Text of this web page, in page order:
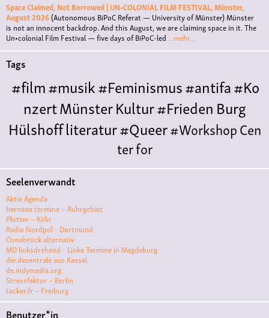
Space Claimed, Not Borrowed | UN•COLONIAL FILM FESTIVAL, Münster,
August 2026(Autonomous BiPoC Referat — University of Münster)Münster
is not an innocent backdrop. And this August, we are claiming space in it. The
Un•colonial Film Festival — five days of BiPoC-led ...mehr...
Tags
#film#musik#Feminismus#antifa#Ko
nzertMünsterKultur#FriedenBurg
Hülshoffliteratur#Queer#WorkshopCen
ter for
LiteraturePolyamoriePolytreff#liveEthische
MonogamiePolyamorietreff
azz#vortragantifa
mitismusMusik#cubakultur
VKqueer#Demo
#filmclub#MünsterFriedenskooperative#B
Seelenverwandt
Aktie Agenda
hermine termine – Ruhrgebiet
Plotter – Köln
Radio Nordpol - Dortmund
Osnabrück alternativ
MD linksdrehend - Linke Termine in Magdeburg
die dezentrale aus Kassel
de.indymedia.org
Stressfaktor – Berlin
tacker.fr – Freiburg
Benutzer*in